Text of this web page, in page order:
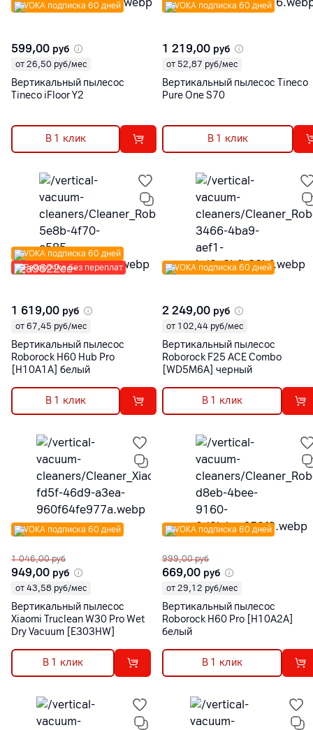
VOKA подписка 60 дней
599,00 руб
от 26,50 руб/мес
Вертикальный пылесос
Tineco iFloor Y2
В 1 клик
VOKA подписка 60 дней
1 219,00 руб
от 52,87 руб/мес
Вертикальный пылесос Tineco
Pure One S70
В 1 клик
Рассрочка без переплат
VOKA подписка 60 дней
1 619,00 руб
от 67,45 руб/мес
Вертикальный пылесос
Roborock H60 Hub Pro
[H10A1A] белый
В 1 клик
VOKA подписка 60 дней
2 249,00 руб
от 102,44 руб/мес
Вертикальный пылесос
Roborock F25 ACE Combo
[WD5M6A] черный
В 1 клик
VOKA подписка 60 дней
1 046,00 руб
949,00 руб
от 43,58 руб/мес
Вертикальный пылесос
Xiaomi Truclean W30 Pro Wet
Dry Vacuum [E303HW]
В 1 клик
VOKA подписка 60 дней
999,00 руб
669,00 руб
от 29,12 руб/мес
Вертикальный пылесос
Roborock H60 Pro [H10A2A]
белый
В 1 клик